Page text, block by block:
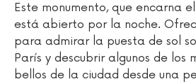
Este monumento, que encarna
está abierto por la noche.
para admirar la puesta de sol
París y descubrir algunos de los
bellos de la ciudad desde una